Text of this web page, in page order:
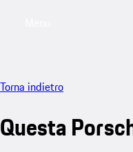
Torna indietro
Questa